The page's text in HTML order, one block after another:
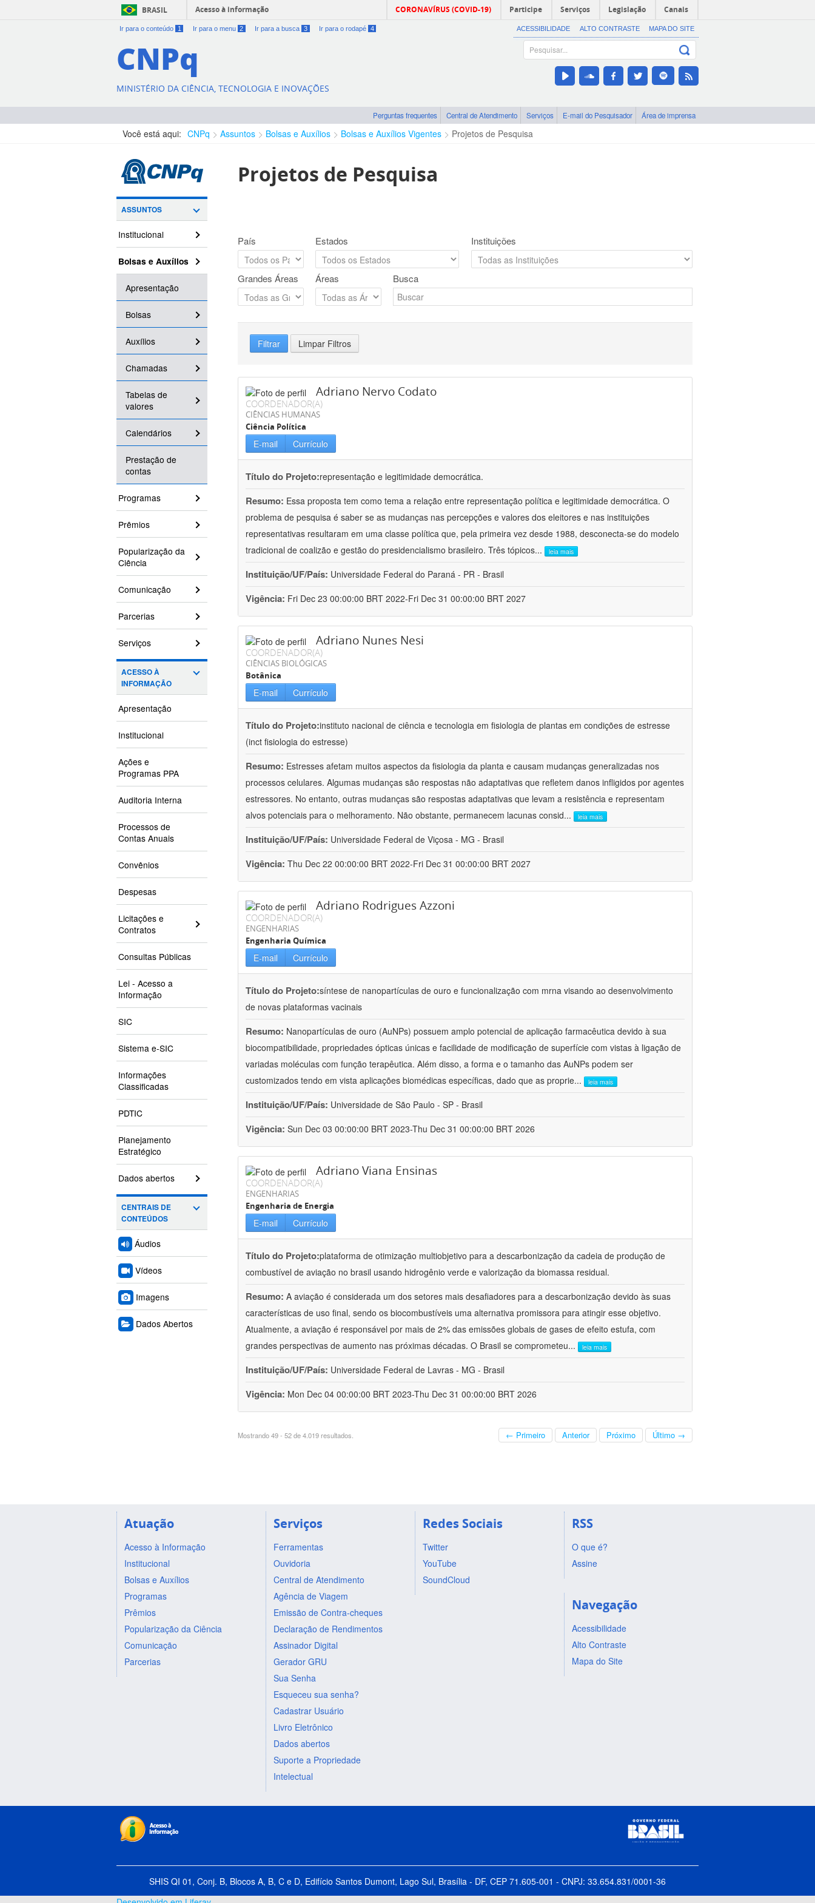
BRASIL Acesso à informação CORONAVÍRUS (COVID-19) Participe Serviços Legislação Canais
Ir para o conteúdo 1 Ir para o menu 2 Ir para a busca 3 Ir para o rodapé 4 ACESSIBILIDADE ALTO CONTRASTE MAPA DO SITE
CNPq
MINISTÉRIO DA CIÊNCIA, TECNOLOGIA E INOVAÇÕES
Perguntas frequentes Central de Atendimento Serviços E-mail do Pesquisador Área de imprensa
Você está aqui: CNPq Assuntos Bolsas e Auxílios Bolsas e Auxílios Vigentes Projetos de Pesquisa
ASSUNTOS
Institucional
Bolsas e Auxílios
Apresentação
Bolsas
Auxílios
Chamadas
Tabelas de
valores
Calendários
Prestação de
contas
Programas
Prêmios
Popularização da
Ciência
Comunicação
Parcerias
Serviços
ACESSO À
INFORMAÇÃO
Apresentação
Institucional
Ações e
Programas PPA
Auditoria Interna
Processos de
Contas Anuais
Convênios
Despesas
Licitações e
Contratos
Consultas Públicas
Lei - Acesso a
Informação
SIC
Sistema e-SIC
Informações
Classificadas
PDTIC
Planejamento
Estratégico
Dados abertos
CENTRAIS DE
CONTEÚDOS
Áudios
Vídeos
Imagens
Dados Abertos
Projetos de Pesquisa
País Estados Instituições
Grandes Áreas Áreas Busca
Filtrar Limpar Filtros
Adriano Nervo Codato
COORDENADOR(A)
CIÊNCIAS HUMANAS
Ciência Política
E-mail Currículo
Título do Projeto:representação e legitimidade democrática.
Resumo: Essa proposta tem como tema a relação entre representação política e legitimidade democrática. O
problema de pesquisa é saber se as mudanças nas percepções e valores dos eleitores e nas instituições
representativas resultaram em uma classe política que, pela primeira vez desde 1988, desconecta-se do modelo
tradicional de coalizão e gestão do presidencialismo brasileiro. Três tópicos... leia mais
Instituição/UF/País: Universidade Federal do Paraná - PR - Brasil
Vigência: Fri Dec 23 00:00:00 BRT 2022-Fri Dec 31 00:00:00 BRT 2027
Adriano Nunes Nesi
COORDENADOR(A)
CIÊNCIAS BIOLÓGICAS
Botânica
E-mail Currículo
Título do Projeto:instituto nacional de ciência e tecnologia em fisiologia de plantas em condições de estresse
(inct fisiologia do estresse)
Resumo: Estresses afetam muitos aspectos da fisiologia da planta e causam mudanças generalizadas nos
processos celulares. Algumas mudanças são respostas não adaptativas que refletem danos infligidos por agentes
estressores. No entanto, outras mudanças são respostas adaptativas que levam a resistência e representam
alvos potenciais para o melhoramento. Não obstante, permanecem lacunas consid... leia mais
Instituição/UF/País: Universidade Federal de Viçosa - MG - Brasil
Vigência: Thu Dec 22 00:00:00 BRT 2022-Fri Dec 31 00:00:00 BRT 2027
Adriano Rodrigues Azzoni
COORDENADOR(A)
ENGENHARIAS
Engenharia Química
E-mail Currículo
Título do Projeto:síntese de nanopartículas de ouro e funcionalização com mrna visando ao desenvolvimento
de novas plataformas vacinais
Resumo: Nanopartículas de ouro (AuNPs) possuem amplo potencial de aplicação farmacêutica devido à sua
biocompatibilidade, propriedades ópticas únicas e facilidade de modificação de superfície com vistas à ligação de
variadas moléculas com função terapêutica. Além disso, a forma e o tamanho das AuNPs podem ser
customizados tendo em vista aplicações biomédicas específicas, dado que as proprie... leia mais
Instituição/UF/País: Universidade de São Paulo - SP - Brasil
Vigência: Sun Dec 03 00:00:00 BRT 2023-Thu Dec 31 00:00:00 BRT 2026
Adriano Viana Ensinas
COORDENADOR(A)
ENGENHARIAS
Engenharia de Energia
E-mail Currículo
Título do Projeto:plataforma de otimização multiobjetivo para a descarbonização da cadeia de produção de
combustível de aviação no brasil usando hidrogênio verde e valorização da biomassa residual.
Resumo: A aviação é considerada um dos setores mais desafiadores para a descarbonização devido às suas
características de uso final, sendo os biocombustíveis uma alternativa promissora para atingir esse objetivo.
Atualmente, a aviação é responsável por mais de 2% das emissões globais de gases de efeito estufa, com
grandes perspectivas de aumento nas próximas décadas. O Brasil se comprometeu... leia mais
Instituição/UF/País: Universidade Federal de Lavras - MG - Brasil
Vigência: Mon Dec 04 00:00:00 BRT 2023-Thu Dec 31 00:00:00 BRT 2026
Mostrando 49 - 52 de 4.019 resultados. ← Primeiro Anterior Próximo Último →
Atuação
Acesso à Informação
Institucional
Bolsas e Auxílios
Programas
Prêmios
Popularização da Ciência
Comunicação
Parcerias
Serviços
Ferramentas
Ouvidoria
Central de Atendimento
Agência de Viagem
Emissão de Contra-cheques
Declaração de Rendimentos
Assinador Digital
Gerador GRU
Sua Senha
Esqueceu sua senha?
Cadastrar Usuário
Livro Eletrônico
Dados abertos
Suporte a Propriedade
Intelectual
Redes Sociais
Twitter
YouTube
SoundCloud
RSS
O que é?
Assine
Navegação
Acessibilidade
Alto Contraste
Mapa do Site
SHIS QI 01, Conj. B, Blocos A, B, C e D, Edifício Santos Dumont, Lago Sul, Brasília - DF, CEP 71.605-001 - CNPJ: 33.654.831/0001-36